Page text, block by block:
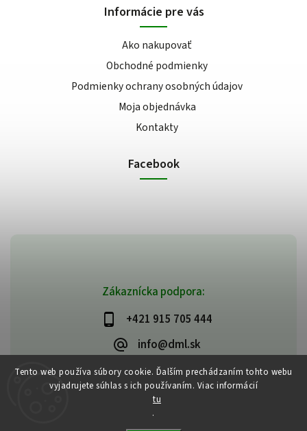
Tento web používa súbory cookie. Ďalším prechádzaním tohto webu
vyjadrujete súhlas s ich používaním. Viac informácií
tu
.
Zákaznícka podpora:
+421 915 705 444
info@dml.sk
Informácie pre vás
Ako nakupovať
Obchodné podmienky
Podmienky ochrany osobných údajov
Moja objednávka
Kontakty
Facebook